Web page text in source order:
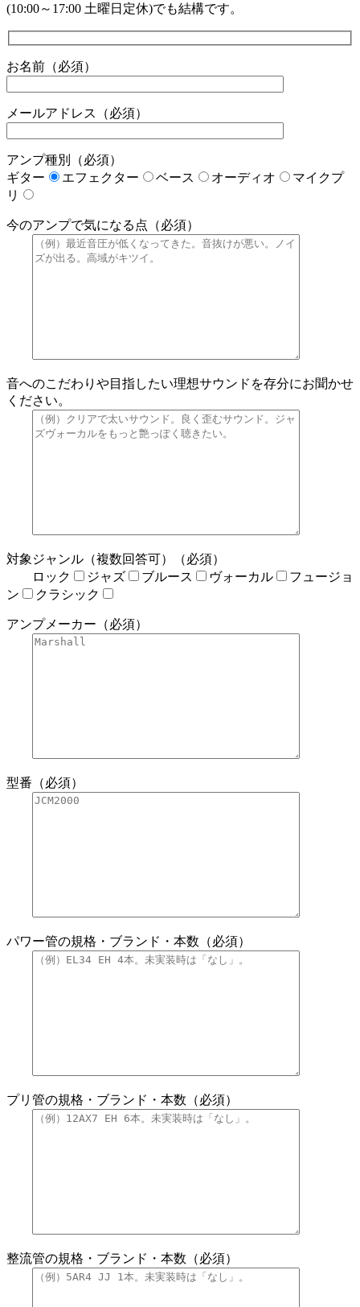
(10:00～17:00 土曜日定休)でも結構です。
お名前（必須）
メールアドレス（必須）
アンプ種別（必須）
ギター
エフェクター ベース オーディオ
マイクプ
リ
今のアンプで気になる点（必須）
音へのこだわりや目指したい理想サウンドを存分にお聞かせ
ください。
対象ジャンル（複数回答可）（必須）
ロック
ジャズ ブルース ヴォーカル
フュージョ
ン
クラシック
アンプメーカー（必須）
型番（必須）
パワー管の規格・ブランド・本数（必須）
プリ管の規格・ブランド・本数（必須）
整流管の規格・ブランド・本数（必須）